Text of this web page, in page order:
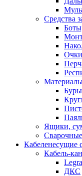
Средства
Очки
Ящики,
Кабеленесущие
Кабель-
ДКС